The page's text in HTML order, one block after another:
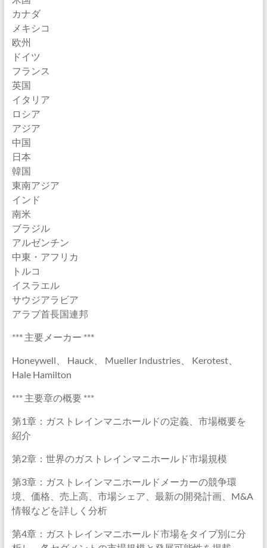
カナダ
メキシコ
欧州
ドイツ
フランス
英国
イタリア
ロシア
アジア
中国
日本
韓国
東南アジア
インド
南米
ブラジル
アルゼンチン
中東・アフリカ
トルコ
イスラエル
サウジアラビア
アラブ首長国連邦
*** 主要メーカー ***
Honeywell、 Hauck、 Mueller Industries、 Kerotest、
Hale Hamilton
*** 主要章の概要 ***
第1章：ガストレインマニホールドの定義、市場概要を
紹介
第2章：世界のガストレインマニホールド市場規模
第3章：ガストレインマニホールドメーカーの競争環
境、価格、売上高、市場シェア、最新の開発計画、M&A
情報などを詳しく分析
第4章：ガストレインマニホールド市場をタイプ別に分